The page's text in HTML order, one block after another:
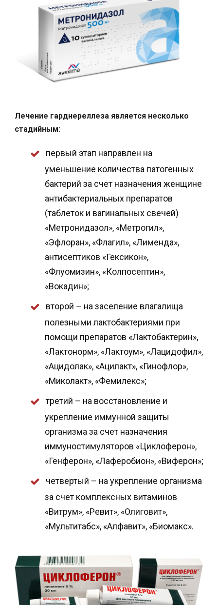
Лечение гарднереллеза является несколько
стадийным:
первый этап направлен на
уменьшение количества патогенных
бактерий за счет назначения женщине
антибактериальных препаратов
(таблеток и вагинальных свечей)
«Метронидазол», «Метрогил»,
«Эфлоран», «Флагил», «Лименда»,
антисептиков «Гексикон»,
«Флуомизин», «Колпосептин»,
«Вокадин»;
второй – на заселение влагалища
полезными лактобактериями при
помощи препаратов «Лактобактерин»,
«Лактонорм», «Лактоум», «Лацидофил»,
«Ацидолак», «Ацилакт», «Гинофлор»,
«Миколакт», «Фемилекс»;
третий – на восстановление и
укрепление иммунной защиты
организма за счет назначения
иммуностимуляторов «Циклоферон»,
«Генферон», «Лаферобион», «Виферон»;
четвертый – на укрепление организма
за счет комплексных витаминов
«Витрум», «Ревит», «Олиговит»,
«Мультитабс», «Алфавит», «Биомакс».